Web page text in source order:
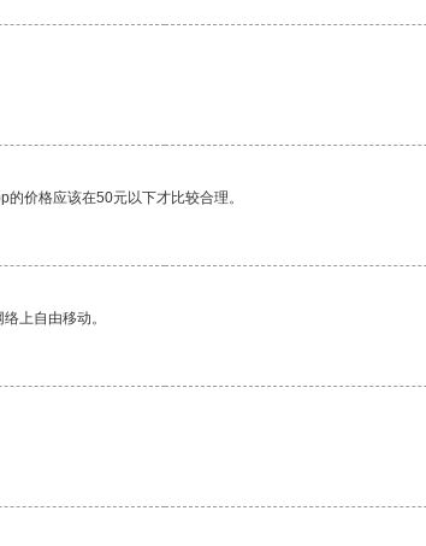
价格应该在50元以下才比较合理。
上自由移动。